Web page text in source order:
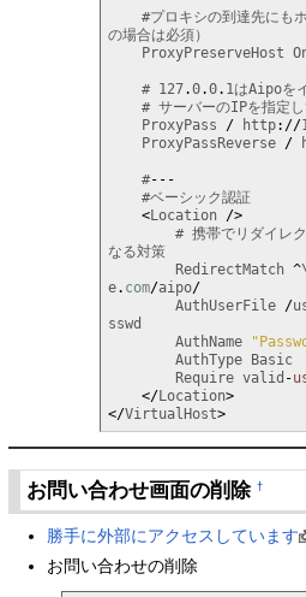
の場合は必須）
    # 127
.0.0. 1はAipoを
    ProxyPass
/ http://
    ProxyPassReverse
/
    #
---
<Location />
なる対策
        RedirectMatch
^
e. com/aipo/
        AuthUserFile
/
sswd
        AuthName
        Require valid
-
</Location>
</VirtualHost>
お問い合わせ画面の削除†
勝手に外部にアクセスしています
お問い合わせの削除